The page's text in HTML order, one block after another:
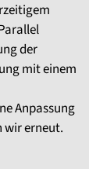
der
mit einem
Anpassung
wir erneut.